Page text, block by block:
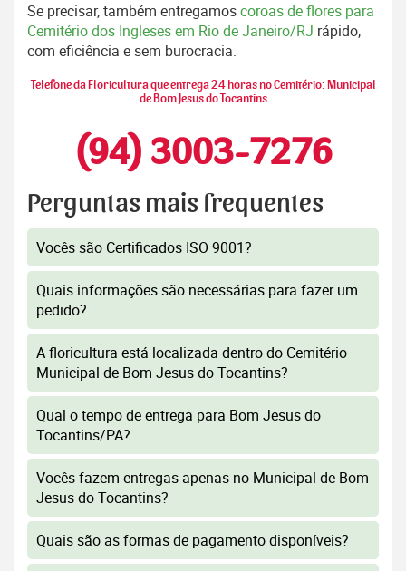
Se precisar, também entregamoscoroas de flores para
Cemitério dos Ingleses em Rio de Janeiro/RJ rápido,
com eficiência e sem burocracia.
Telefone da Floricultura que entrega 24 horas no Cemitério: Municipal
de Bom Jesus do Tocantins
(94) 3003-7276
Perguntas mais frequentes
Vocês são Certificados ISO 9001?
Quais informações são necessárias para fazer um
pedido?
A floricultura está localizada dentro do Cemitério
Municipal de Bom Jesus do Tocantins?
Qual o tempo de entrega para Bom Jesus do
Tocantins/PA?
Vocês fazem entregas apenas no Municipal de Bom
Jesus do Tocantins?
Quais são as formas de pagamento disponíveis?